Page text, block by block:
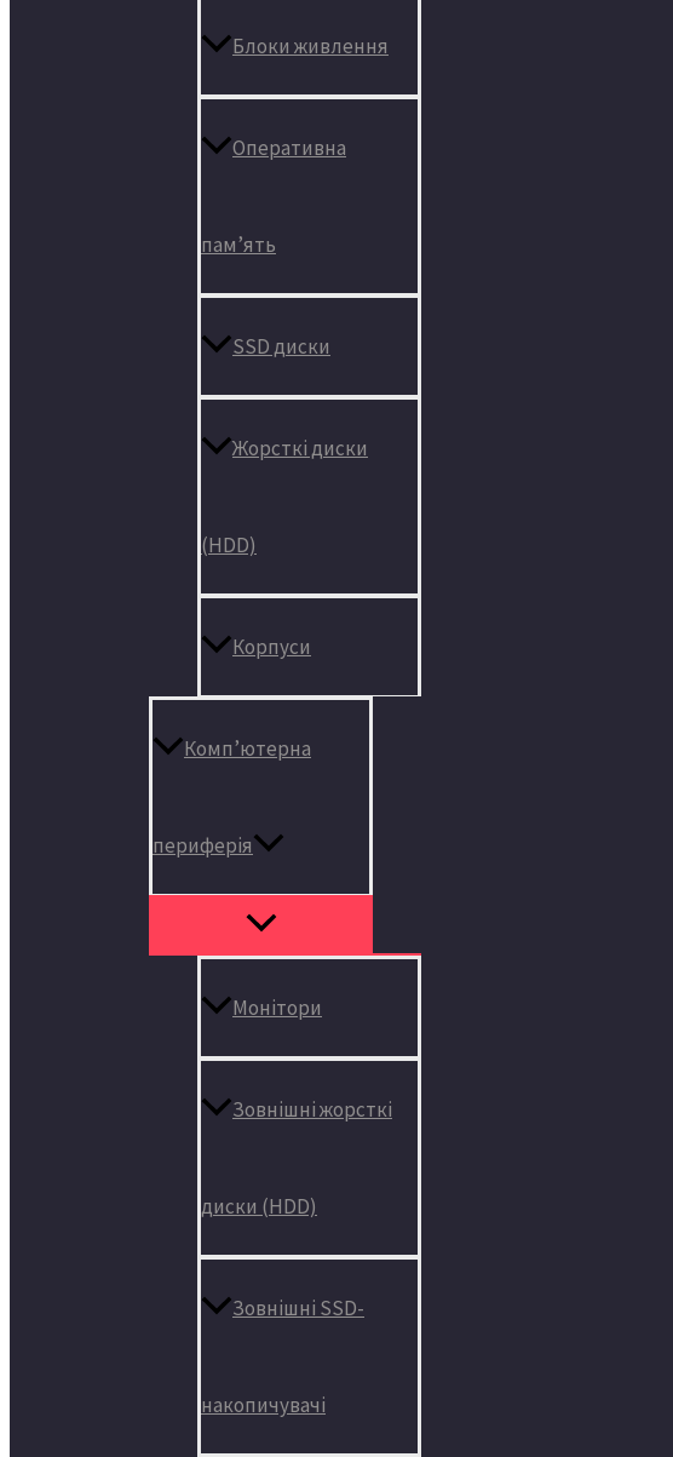
Блоки живлення
Оперативна
пам’ять
SSD диски
Жорсткі диски
(HDD)
Корпуси
Комп’ютерна
периферія
Монітори
Зовнішні жорсткі
диски (HDD)
Зовнішні SSD-
накопичувачі